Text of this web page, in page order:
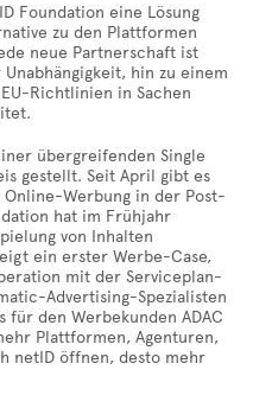
Foundation eine Lösung
zu den Plattformen
neue Partnerschaft ist
hin zu einem
Richtlinien in Sachen
übergreifenden Single
gestellt. Seit April gibt es
Werbung in der Post-
hat im Frühjahr
von Inhalten
ein erster Werbe-Case,
mit der Serviceplan-
Advertising-Spezialisten
für den Werbekunden ADAC
Plattformen, Agenturen,
netID öffnen, desto mehr